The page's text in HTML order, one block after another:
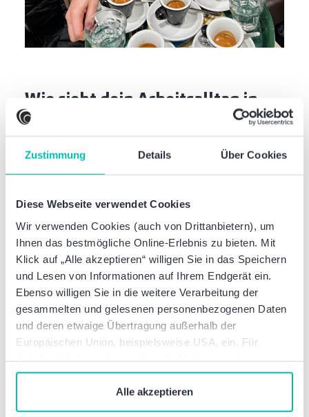
Zustimmung Details Über Cookies
Diese Webseite verwendet Cookies
Wir verwenden Cookies (auch von Drittanbietern), um
Ihnen das bestmögliche Online-Erlebnis zu bieten. Mit
Klick auf „Alle akzeptieren“ willigen Sie in das Speichern
und Lesen von Informationen auf Ihrem Endgerät ein.
Ebenso willigen Sie in die weitere Verarbeitung der
gesammelten und gelesenen personenbezogenen Daten
und deren etwaige Übertragung außerhalb der
Europäischen Union, beispielsweise USA, ein. Für
Verwaltung von Cookies klicken Sie auf „Details“. Mit
dem Klick auf „Cookies verbieten“ lehnen Sie die
Verwendung von zustimmungspflichtigen Cookies ab. Sie
Alle akzeptieren
Wie sieht dein Arbeitsalltag in
Bologna aus und welchen
Tätigkeiten gehst du dort nach?
Der Arbeitstag geht hier klassisch acht Stunden.
Corporate M&A. Da ich mit M&A-Mandanten in der
Vergangenheit noch keine Berührungspunkte hatte,
stellte dies am Anfang für mich eine gewisse
Herausforderung dar. Meine Kollegen haben mich
jedoch von Anfang an super eingebunden und mir
alles erklärt. So konnte ich neue Erfahrungen
sammeln und Kenntnisse in einem neuen Bereich
erlangen. Ich unterstütze vordergründig bei
englischsprachigen Mandaten, da mein italienisch
Beschreibe gerne mal einen
typischen Office Tag in Bologna.